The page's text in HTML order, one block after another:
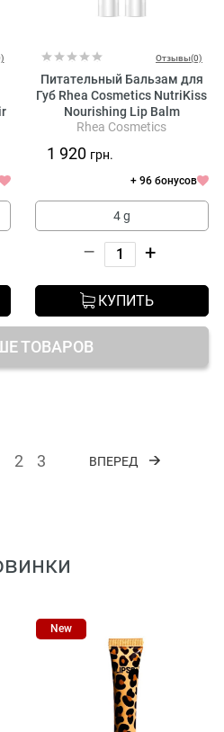
Отзывы(0)
Питательный Бальзам для
Губ Rhea Cosmetics NutriKiss
Nourishing Lip Balm
Rhea Cosmetics
1 920 грн.
+ 96 бонусов
4 g
– +
КУПИТЬ
ТОВАРОВ
2 3 ВПЕРЕД
New